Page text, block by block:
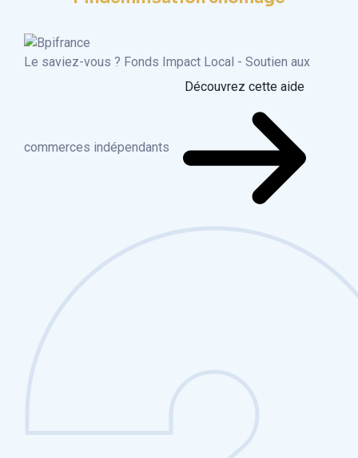
Le saviez-vous ? Fonds Impact Local - Soutien aux
commerces indépendants
Découvrez cette aide